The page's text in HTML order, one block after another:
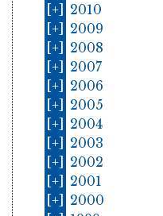
[+]
2010
[+]
2009
[+]
2008
[+]
2007
[+]
2006
[+]
2005
[+]
2004
[+]
2003
[+]
2002
[+]
2001
[+]
2000